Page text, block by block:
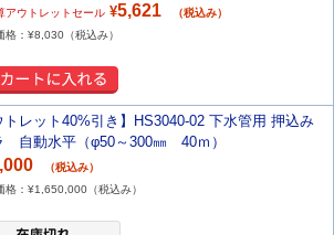
アウトレットセール ¥5,621
（税込み）
格：¥8,030 （税込み）
トレット40%引き】HS3040-02 下水管用 押込み
自動水平（φ50～300㎜ 40ｍ）
（税込み）
格：¥1,650,000 （税込み）